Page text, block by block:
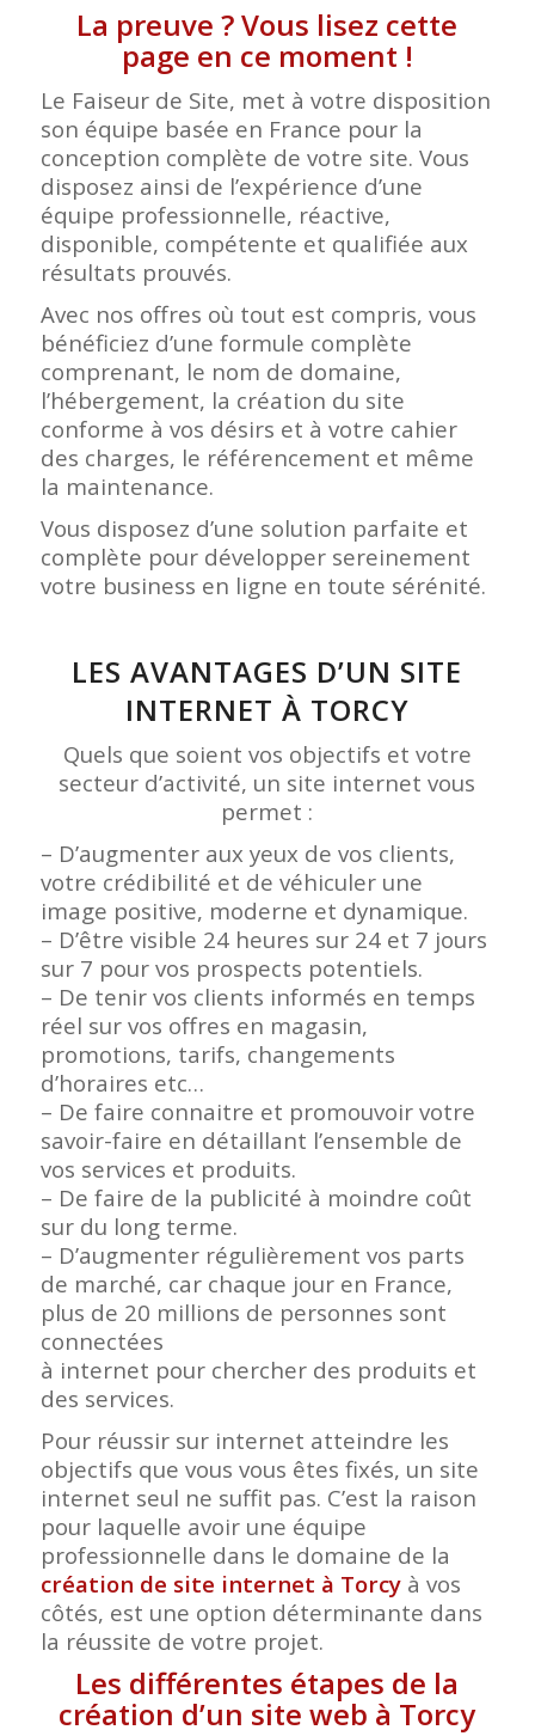
La preuve ? Vous lisez cette
page en ce moment !
Le Faiseur de Site, met à votre disposition
son équipe basée en France pour la
conception complète de votre site. Vous
disposez ainsi de l’expérience d’une
équipe professionnelle, réactive,
disponible, compétente et qualifiée aux
résultats prouvés.
Avec nos offres où tout est compris, vous
bénéficiez d’une formule complète
comprenant, le nom de domaine,
l’hébergement, la création du site
conforme à vos désirs et à votre cahier
des charges, le référencement et même
la maintenance.
Vous disposez d’une solution parfaite et
complète pour développer sereinement
votre business en ligne en toute sérénité.
LES AVANTAGES D’UN SITE
INTERNET À TORCY
Quels que soient vos objectifs et votre
secteur d’activité, un site internet vous
permet :
– D’augmenter aux yeux de vos clients,
votre crédibilité et de véhiculer une
image positive, moderne et dynamique.
– D’être visible 24 heures sur 24 et 7 jours
sur 7 pour vos prospects potentiels.
– De tenir vos clients informés en temps
réel sur vos offres en magasin,
promotions, tarifs, changements
d’horaires etc…
– De faire connaitre et promouvoir votre
savoir-faire en détaillant l’ensemble de
vos services et produits.
– De faire de la publicité à moindre coût
sur du long terme.
– D’augmenter régulièrement vos parts
de marché, car chaque jour en France,
plus de 20 millions de personnes sont
connectées
à internet pour chercher des produits et
des services.
Pour réussir sur internet atteindre les
objectifs que vous vous êtes fixés, un site
internet seul ne suffit pas. C’est la raison
pour laquelle avoir une équipe
professionnelle dans le domaine de la
création de site internet à Torcy à vos
côtés, est une option déterminante dans
la réussite de votre projet.
Les différentes étapes de la
création d’un site web à Torcy